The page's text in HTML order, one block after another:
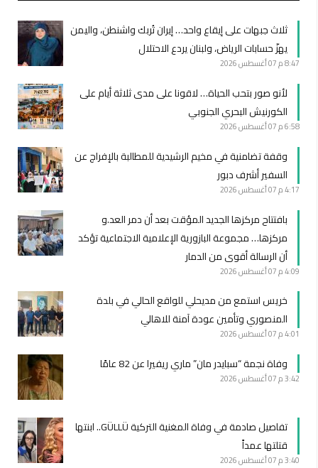
ثلاث جبهات على إيقاع واحد… إيران تُربك واشنطن، واليمن
يهزّ حسابات الرياض، ولبنان يردع الاحتلال
8:47 م 07 أغسطس 2026
لأنو صور بتحب الحياة… لاقونا على مدى ثلاثة أيام على
الكورنيش البحري الجنوبي
6:58 م 07 أغسطس 2026
وقفة تضامنية في مخيم الرشيدية للمطالبة بالإفراج عن
السفير أشرف دبور
4:17 م 07 أغسطس 2026
بافتتاح مركزها الجديد المؤقت بعد أن دمر العد.و
مركزها… مجموعة البازورية الإعلامية الاجتماعية تؤكد
أن الرسالة أقوى من الدمار
4:09 م 07 أغسطس 2026
خريس استمع من مديحلي للواقع الحالي في بلدة
المنصوري وتأمين عودة آمنة للاهالي
4:01 م 07 أغسطس 2026
وفاة نجمة “سبايدر مان” ماري ريفيرا عن 82 عامًا
3:42 م 07 أغسطس 2026
تفاصيل صادمة في وفاة المغنية التركية GÜLLÜ.. ابنتها
قتلتها عمداً
3:40 م 07 أغسطس 2026